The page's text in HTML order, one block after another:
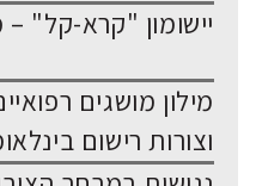
יישומון "קרא-קל"
מילון מושגים
וצורות רישום